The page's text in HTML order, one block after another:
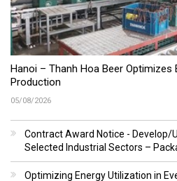
Hanoi – Thanh Hoa Beer Optimizes
Production
05/08/2026
Contract Award Notice - Develop/
Selected Industrial Sectors –
Optimizing Energy Utilization in